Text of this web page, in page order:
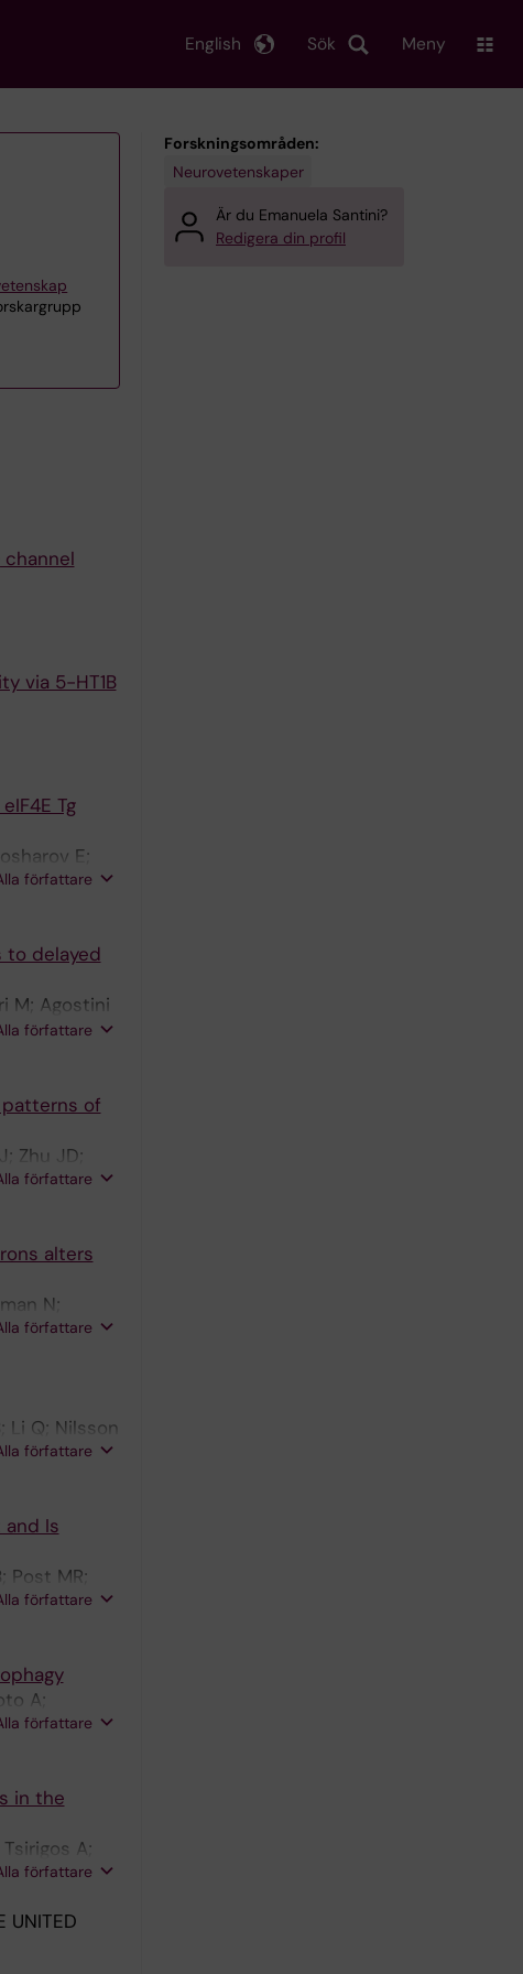
Sök
English Meny
channel
via 5-HT1B
Tg
E;
författare
to delayed
M; Agostini
KL;
författare
of
Zhu JD;
författare
alters
N;
författare
Li Q; Nilsson
författare
and Is
Post MR;
författare
A;
författare
in the
A;
författare
UNITED
Forskningsområden:
Neurovetenskaper
Är du Emanuela Santini?
Redigera din profil